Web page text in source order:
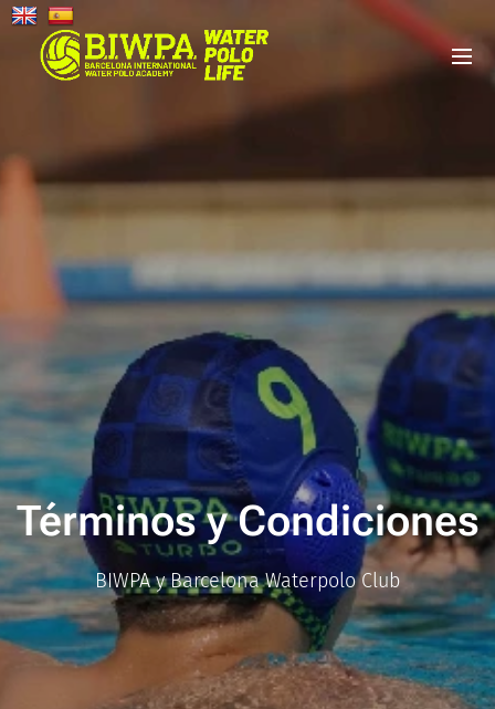
Términos y Condiciones
BIWPA y Barcelona Waterpolo Club